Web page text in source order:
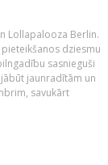
Lollapalooza Berlin.
dziesmu
sasnieguši
jaunradītām un
savukārt